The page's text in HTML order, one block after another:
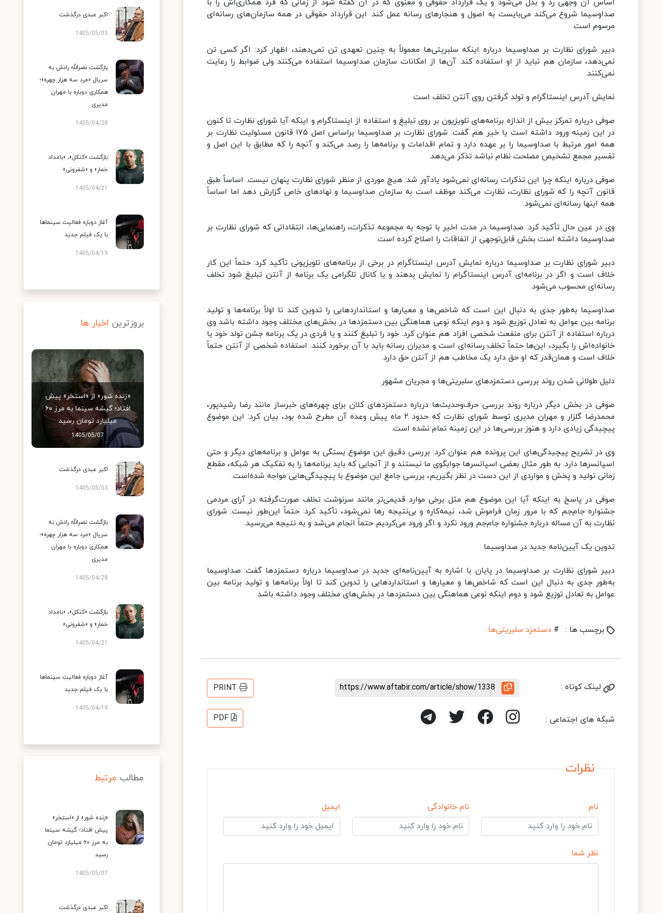
اساس آن وجهی رد و بدل می‌شود و یک قرارداد حقوقی و معنوی که در آن گفته شود از زمانی که فرد همکاری‌اش را با
صداوسیما شروع می‌کند می‌بایست به اصول و هنجارهای رسانه عمل کند. این قرارداد حقوقی در همه سازمان‌های رسانه‌ای
مرسوم است.
دبیر شورای نظارت بر صداوسیما درباره اینکه سلبریتی‌ها معمولاً به چنین تعهدی تن نمی‌دهند، اظهار کرد: اگر کسی تن
نمی‌دهد، سازمان هم نباید از او استفاده کند. آن‌ها از امکانات سازمان صداوسیما استفاده می‌کنند ولی ضوابط را رعایت
نمی‌کنند.
نمایش آدرس اینستاگرام و تولد گرفتن روی آنتن تخلف است
صوفی درباره تمرکز بیش از اندازه برنامه‌های تلویزیون بر روی تبلیغ و استفاده از اینستاگرام و اینکه آیا شورای نظارت تا کنون
در این زمینه ورود داشته است یا خیر هم گفت: شورای نظارت بر صداوسیما براساس اصل ۱۷۵ قانون مسئولیت نظارت بر
همه امور مرتبط با صداوسیما را بر عهده دارد و تمام اقدامات و برنامه‌ها را رصد می‌کند و آنچه را که مطابق با این اصل و
تفسیر مجمع تشخیص مصلحت نظام نباشد تذکر می‌دهد.
صوفی درباره اینکه چرا این تذکرات رسانه‌ای نمی‌شود یادآور شد: هیچ موردی از منظر شورای نظارت پنهان نیست. اساساً طبق
قانون آنچه را که شورای نظارت، نظارت می‌کند موظف است به سازمان صداوسیما و نهادهای خاص گزارش دهد اما اساساً
همه اینها رسانه‌ای نمی‌شود.
وی در عین حال تأکید کرد: صداوسیما در مدت اخیر با توجه به مجموعه تذکرات، راهنمایی‌ها، انتقاداتی که شورای نظارت بر
صداوسیما داشته است بخش قابل‌توجهی از اتفاقات را اصلاح کرده است.
دبیر شورای نظارت بر صداوسیما درباره نمایش آدرس اینستاگرام در برخی از برنامه‌های تلویزیونی تأکید کرد: حتماً این کار
خلاف است و اگر در برنامه‌ای آدرس اینستاگرام را نمایش بدهند و یا کانال تلگرامی یک برنامه از آنتن تبلیغ شود تخلف
رسانه‌ای محسوب می‌شود.
صداوسیما به‌طور جدی به دنبال این است که شاخص‌ها و معیارها و استانداردهایی را تدوین کند تا اولاً برنامه‌ها و تولید
برنامه بین عوامل به تعادل توزیع شود و دوم اینکه نوعی هماهنگی بین دستمزدها در بخش‌های مختلف وجود داشته باشد وی
درباره استفاده از آنتن برای منفعت شخصی افراد هم عنوان کرد: خود را تبلیغ کنند و یا فردی در یک برنامه جشن تولد خود یا
خانواده‌اش را بگیرد، این‌ها حتماً تخلف رسانه‌ای است و مدیران رسانه باید با آن برخورد کنند. استفاده شخصی از آنتن حتماً
خلاف است و همان‌قدر که او حق دارد یک مخاطب هم از آنتن حق دارد.
دلیل طولانی شدن روند بررسی دستمزدهای سلبریتی‌ها و مجریان مشهور
صوفی در بخش دیگر درباره روند بررسی حرف‌وحدیث‌ها درباره دستمزدهای کلان برای چهره‌های خبرساز مانند رضا رشیدپور،
محمدرضا گلزار و مهران مدیری توسط شورای نظارت که حدود ۲ ماه پیش وعده آن مطرح شده بود، بیان کرد: این موضوع
پیچیدگی زیادی دارد و هنوز بررسی‌ها در این زمینه تمام نشده است.
وی در تشریح پیچیدگی‌های این پرونده هم عنوان کرد: بررسی دقیق این موضوع بستگی به عوامل و برنامه‌های دیگر و حتی
اسپانسرها دارد. به طور مثال بعضی اسپانسرها جوابگوی ما نیستند و از آنجایی که باید برنامه‌ها را به تفکیک هر شبکه، مقطع
زمانی تولید و پخش و مواردی از این دست در نظر بگیریم، بررسی جامع این موضوع با پیچیدگی‌هایی مواجه شده‌است.
صوفی در پاسخ به اینکه آیا این موضوع هم مثل برخی موارد قدیمی‌تر مانند سرنوشت تخلف صورت‌گرفته در آرای مردمی
جشنواره جام‌جم که با مرور زمان فراموش شد، نیمه‌کاره و بی‌نتیجه رها نمی‌شود، تأکید کرد: حتماً این‌طور نیست. شورای
نظارت به آن مساله درباره جشنواره جام‌جم ورود نکرد و اگر ورود می‌کردیم حتماً انجام می‌شد و به نتیجه می‌رسید.
تدوین یک آیین‌نامه جدید در صداوسیما
دبیر شورای نظارت بر صداوسیما در پایان با اشاره به آیین‌نامه‌ای جدید در صداوسیما درباره دستمزدها گفت: صداوسیما
به‌طور جدی به دنبال این است که شاخص‌ها و معیارها و استانداردهایی را تدوین کند تا اولاً برنامه‌ها و تولید برنامه بین
عوامل به تعادل توزیع شود و دوم اینکه نوعی هماهنگی بین دستمزدها در بخش‌های مختلف وجود داشته باشد.
برچسب ها : # دستمزد سلبریتی‌ها
لینک کوتاه : https://www.aftabir.com/article/show/1338
PRINT
شبکه های اجتماعی : PDF
نظرات
نام نام خانوادگی ایمیل
نظر شما
اکبر عبدی درگذشت
1405/05/03
بازگشت نصرالله رادش به
سریال «مرد سه هزار چهره»؛
همکاری دوباره با مهران
مدیری
1405/04/28
بازگشت «کنکل»، «بامداد
خمار» و «شفرونی»
1405/04/21
آغاز دوباره فعالیت سینماها
با یک فیلم جدید
1405/04/19
بروزترین اخبار ها
«زنده شور» از «استخر» پیش
افتاد؛ گیشه سینما به مرز ۶۰
میلیارد تومان رسید
1405/05/07
اکبر عبدی درگذشت
1405/05/03
بازگشت نصرالله رادش به
سریال «مرد سه هزار چهره»؛
همکاری دوباره با مهران
مدیری
1405/04/28
بازگشت «کنکل»، «بامداد
خمار» و «شفرونی»
1405/04/21
آغاز دوباره فعالیت سینماها
با یک فیلم جدید
1405/04/19
مطالب مرتبط
«زنده شور» از «استخر»
پیش افتاد؛ گیشه سینما
به مرز ۶۰ میلیارد تومان
رسید
1405/05/07
اکبر عبدی درگذشت